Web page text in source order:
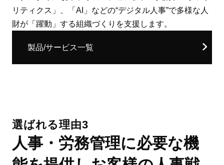
リティクス」、「AI」などの“デジタル人事”で多様な人
財が「躍動」する組織づくりを支援します。
製品/サービス一覧
選ばれる理由3
人事・労務管理に必要な機